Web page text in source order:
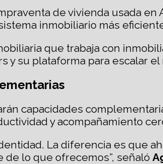
de vivienda usada en
inmobiliario más
que trabaja con
y su plataforma para escalar
capacidades
y acompañamiento
La diferencia es que
de lo que ofrecemos”, señaló